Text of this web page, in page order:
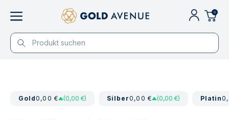
0
Gold0,00 € (0,00 €) Silber0,00 € (0,00 €) Platin